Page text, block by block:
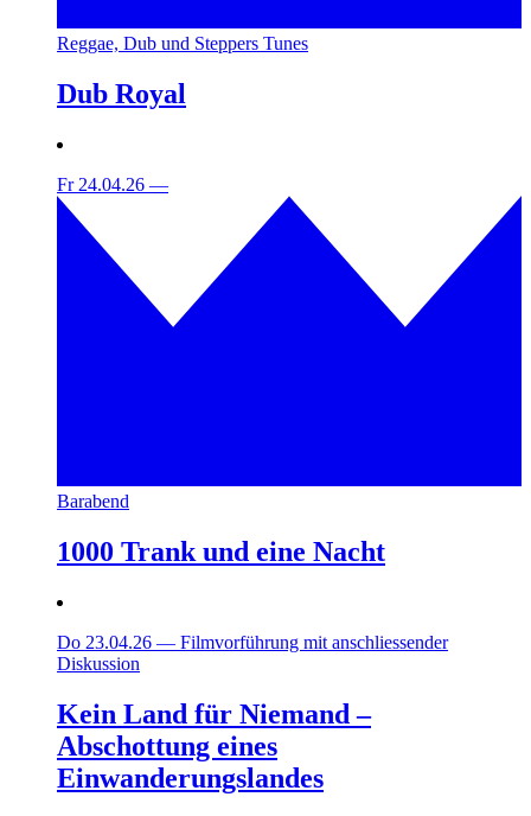
Reggae, Dub und Steppers Tunes
Dub Royal
Fr 24.04.26 —
Barabend
1000 Trank und eine Nacht
Do 23.04.26 — Filmvorführung mit anschliessender
Diskussion
Kein Land für Niemand –
Abschottung eines
Einwanderungslandes